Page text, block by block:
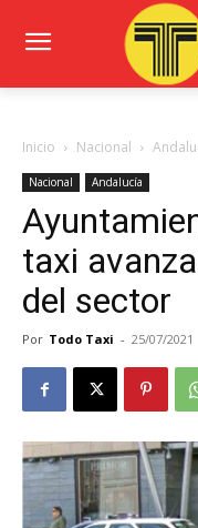
Inicio Nacional
Nacional Andalucía
taxi
del sector
Por Todo Taxi - 25/07/2021